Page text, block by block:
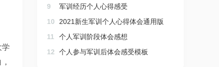
学
9
军训经历个人心得感受
10
2021新生军训个人心得体会通用版
11
个人军训阶段体会感想
12
个人参与军训后体会感受模板